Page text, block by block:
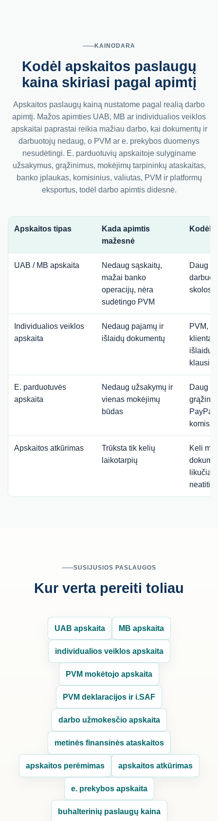
KAINODARA
Kodėl apskaitos paslaugų
kaina skiriasi pagal apimtį
Apskaitos paslaugų kainą nustatome pagal realią darbo
apimtį. Mažos apimties UAB, MB ar individualios veiklos
apskaitai paprastai reikia mažiau darbo, kai dokumentų ir
darbuotojų nedaug, o PVM ar e. prekybos duomenys
nesudėtingi. E. parduotuvių apskaitoje sulyginame
užsakymus, grąžinimus, mokėjimų tarpininkų ataskaitas,
banko įplaukas, komisinius, valiutas, PVM ir platformų
eksportus, todėl darbo apimtis didesnė.
Apskaitos tipas
Kada apimtis
mažesnė
Kodėl
UAB / MB apskaita
Nedaug sąskaitų,
mažai banko
operacijų, nėra
sudėtingo PVM
Daug
skolos,
Individualios veiklos
apskaita
Nedaug pajamų ir
išlaidų dokumentų
PVM,
išlaidų,
E. parduotuvės
apskaita
Nedaug užsakymų ir
vienas mokėjimų
būdas
Daug
Apskaitos atkūrimas
Trūksta tik kelių
laikotarpių
Keli
SUSIJUSIOS PASLAUGOS
Kur verta pereiti toliau
UAB apskaita MB apskaita
individualios veiklos apskaita
PVM mokėtojo apskaita
PVM deklaracijos ir i.SAF
darbo užmokesčio apskaita
metinės finansinės ataskaitos
apskaitos perėmimas apskaitos atkūrimas
e. prekybos apskaita
buhalterinių paslaugų kaina